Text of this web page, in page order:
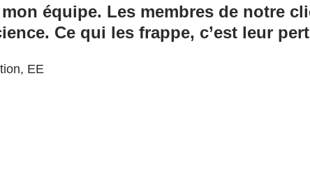
équipe. Les membres de notre
Ce qui les frappe, c’est leur
EE